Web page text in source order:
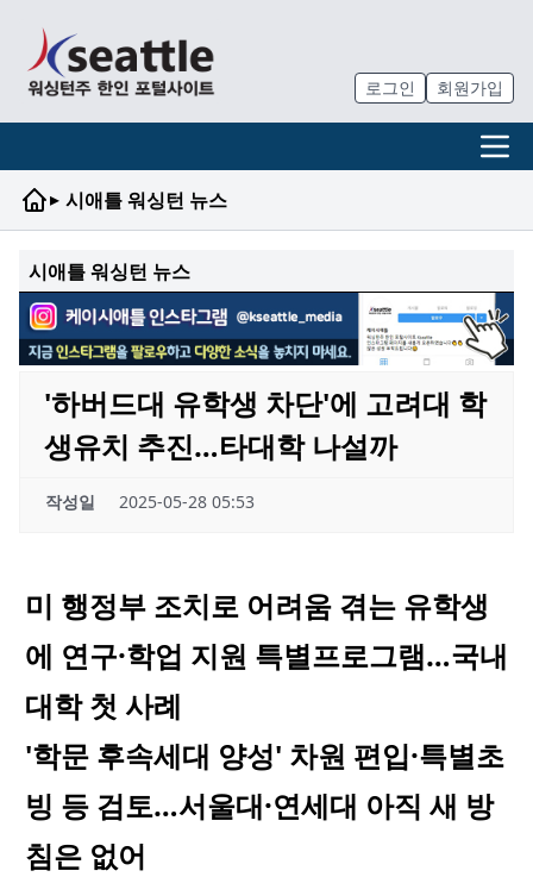
로그인 회원가입
▸ 시애틀 워싱턴 뉴스
시애틀 워싱턴 뉴스
'하버드대 유학생 차단'에 고려대 학
생유치 추진…타대학 나설까
작성일 2025-05-28 05:53
미 행정부 조치로 어려움 겪는 유학생
에 연구·학업 지원 특별프로그램…국내
대학 첫 사례
'학문 후속세대 양성' 차원 편입·특별초
빙 등 검토…서울대·연세대 아직 새 방
침은 없어